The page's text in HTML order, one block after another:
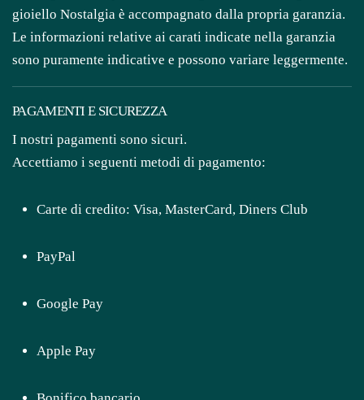
Birmingham
1897
quantità
gioiello Nostalgia è accompagnato dalla propria garanzia.
Le informazioni relative ai carati indicate nella garanzia
sono puramente indicative e possono variare leggermente.
PAGAMENTI E SICUREZZA
I nostri pagamenti sono sicuri.
Accettiamo i seguenti metodi di pagamento:
Carte di credito: Visa, MasterCard, Diners Club
PayPal
Google Pay
Apple Pay